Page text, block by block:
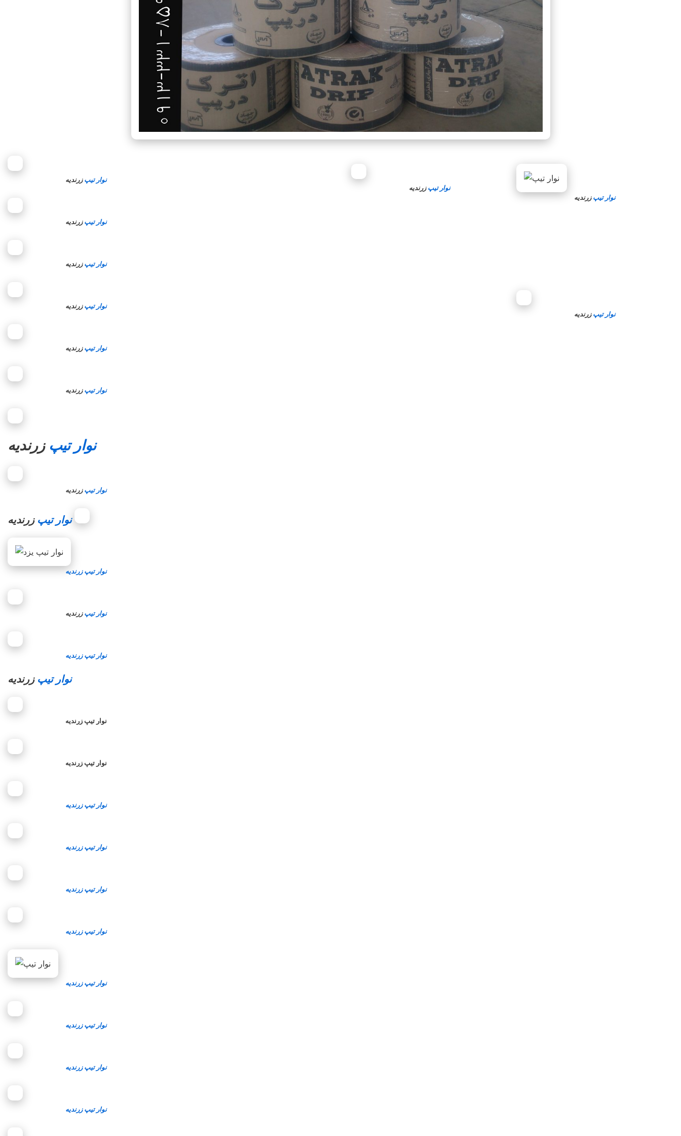
نوار تیپ زرندیه
نوار تیپ زرندیه
نوار تیپ زرندیه
نوار تیپ زرندیه
نوار تیپ زرندیه
نوار تیپ زرندیه
نوار تیپ زرندیه
نوار تیپ زرندیه
نوار تیپ زرندیه
نوار تیپ زرندیه
نوار تیپ زرندیه
نوار تیپزرندیه
نوار تیپ زرندیه
نوار تیپ زرندیه
نوار تیپ زرندیه
نوار تیپ زرندیه
نوار تیپ زرندیه
نوار تیپ زرندیه
نوار تیپ زرندیه
نوار تیپ زرندیه
نوار تیپ زرندیه
نوار تیپ زرندیه
نوار تیپ زرندیه
نوار تیپ زرندیه
نوار تیپ زرندیه
نوار تیپ زرندیه